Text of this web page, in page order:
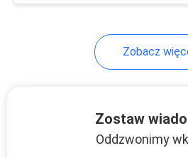
indukcyjnej
Zobacz
Zostaw
Oddzwonimy